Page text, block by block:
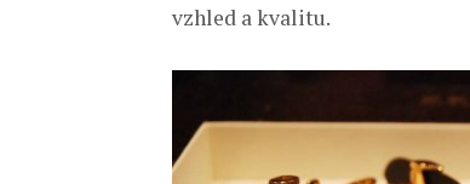
vzhled a kvalitu.